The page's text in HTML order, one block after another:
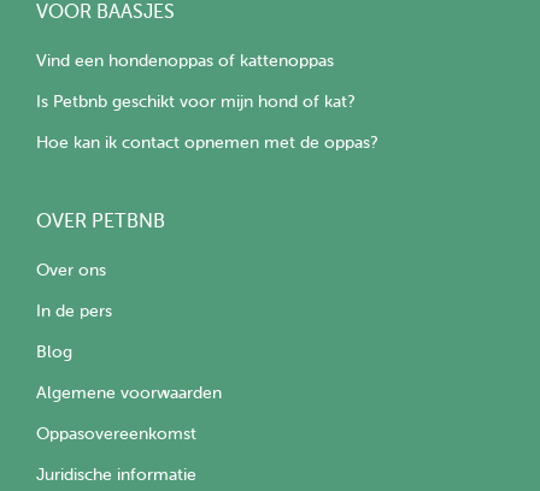
VOOR BAASJES
Vind een hondenoppas of kattenoppas
Is Petbnb geschikt voor mijn hond of kat?
Hoe kan ik contact opnemen met de oppas?
OVER PETBNB
Over ons
In de pers
Blog
Algemene voorwaarden
Oppasovereenkomst
Juridische informatie